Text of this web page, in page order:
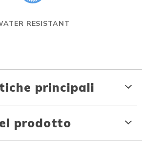
RESISTANT
principali
prodotto